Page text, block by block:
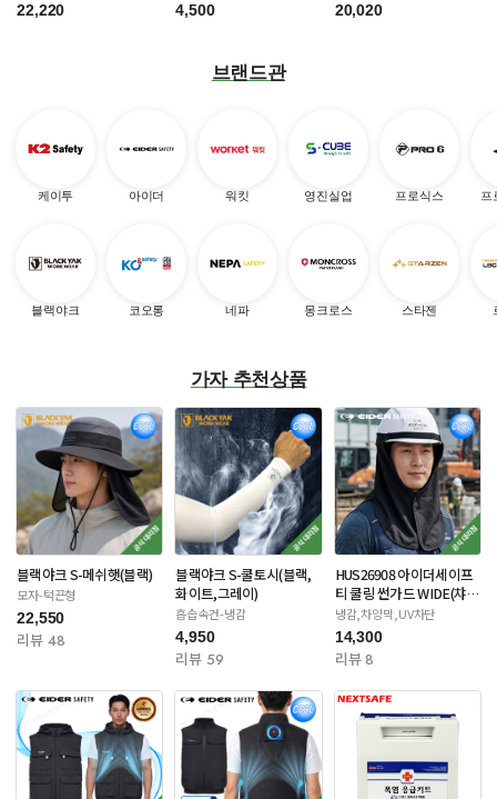
22,220
4,500 20,020
브랜드관
케이투
블랙야크
아이더
코오롱
워킷
네파
영진실업
몽크로스
프로식스
스타젠
프
가자 추천상품
블랙야크 S-메쉬햇(블랙)
모자-턱끈형
22,550
리뷰 48
블랙야크 S-쿨토시(블랙,
화이트,그레이)
흡습속건-냉감
4,950
리뷰 59
HUS26908 아이더세이프
티 쿨링 썬가드 WIDE(챠
콜/네이비)
냉감,차양막,UV차단
14,300
리뷰 8